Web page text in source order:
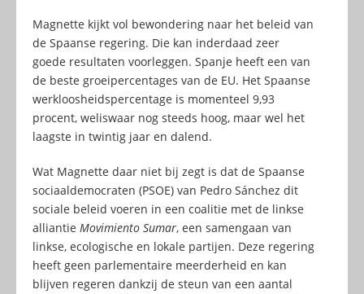
Magnette kijkt vol bewondering naar het beleid van
de Spaanse regering. Die kan inderdaad zeer
goede resultaten voorleggen. Spanje heeft een van
de beste groeipercentages van de EU. Het Spaanse
werkloosheidspercentage is momenteel 9,93
procent, weliswaar nog steeds hoog, maar wel het
laagste in twintig jaar en dalend.
Wat Magnette daar niet bij zegt is dat de Spaanse
sociaaldemocraten (PSOE) van Pedro Sánchez dit
sociale beleid voeren in een coalitie met de linkse
alliantie Movimiento Sumar, een samengaan van
linkse, ecologische en lokale partijen. Deze regering
heeft geen parlementaire meerderheid en kan
blijven regeren dankzij de steun van een aantal